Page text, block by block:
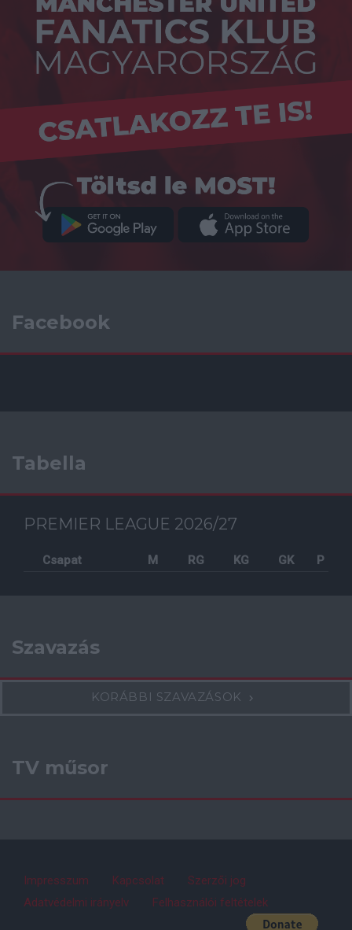
Facebook
Tabella
PREMIER LEAGUE 2026/27
Csapat M RG KG GK P
Szavazás
KORÁBBI SZAVAZÁSOK
TV műsor
Impresszum Kapcsolat
Szerzői jog
Adatvédelmi irányelv
Felhasználói feltételek